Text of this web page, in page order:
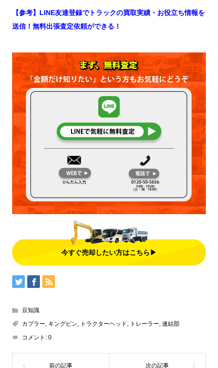
【参考】LINE友達登録でトラックの買取実績・お役立ち情報を
送信！無料出張査定依頼ができる！
今すぐ売却したい方はこちら▶
豆知識
カプラー キングピン トラクターヘッド トレーラー 連結部
コメント: 0